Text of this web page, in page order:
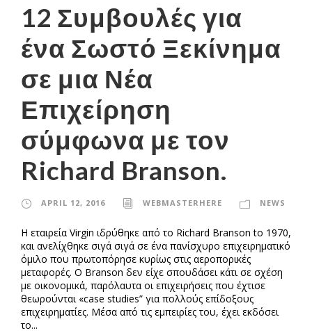
12 Συμβουλές για
ένα Σωστό Ξεκίνημα
σε μια Νέα
Επιχείρηση
σύμφωνα με τον
Richard Branson.
APRIL 12, 2016 WEBMASTERHERE NEWS
Η εταιρεία Virgin ιδρύθηκε από το Richard Branson to 1970,
και ανελίχθηκε σιγά σιγά σε ένα πανίσχυρο επιχειρηματικό
όμιλο που πρωτοπόρησε κυρίως στις αεροπορικές
μεταφορές. Ο Branson δεν είχε σπουδάσει κάτι σε σχέση
με οικονομικά, παρόλαυτα οι επιχειρήσεις που έχτισε
θεωρούνται «case studies” για πολλούς επίδοξους
επιχειρηματίες. Μέσα από τις εμπειρίες του, έχει εκδόσει
το...